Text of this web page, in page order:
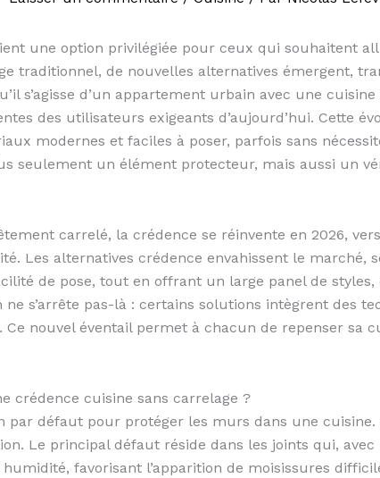
une option privilégiée pour ceux qui souhaitent
traditionnel, de nouvelles alternatives émergent,
s’agisse d’un appartement urbain avec une
des utilisateurs exigeants d’aujourd’hui. Cette
modernes et faciles à poser, parfois sans
seulement un élément protecteur, mais aussi un
carrelé, la crédence se réinvente en 2026,
Les alternatives crédence envahissent le marché,
de pose, tout en offrant un large panel de
s’arrête pas-là : certains solutions intègrent des
nouvel éventail permet à chacun de repenser sa
crédence cuisine sans carrelage ?
par défaut pour protéger les murs dans une
Le principal défaut réside dans les joints qui,
favorisant l’apparition de moisissures